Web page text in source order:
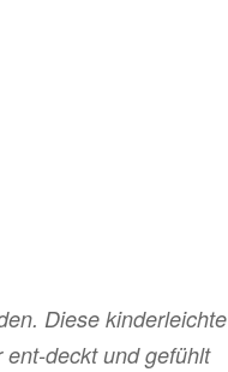
Diese kinderleichte
deckt und gefühlt